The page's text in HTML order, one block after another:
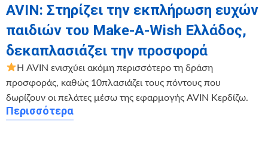
AVIN: Στηρίζει την εκπλήρωση ευχών
παιδιών του Make-A-Wish Ελλάδος,
δεκαπλασιάζει την προσφορά
Η AVIN ενισχύει ακόμη περισσότερο τη δράση
προσφοράς, καθώς 10πλασιάζει τους πόντους που
δωρίζουν οι πελάτες μέσω της εφαρμογής AVIN Κερδίζω.
Περισσότερα